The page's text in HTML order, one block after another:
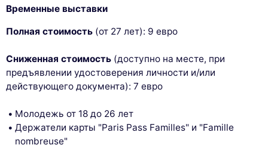
Временные выставки
Полная стоимость (от 27 лет): 9 евро
Сниженная стоимость (доступно на месте, при
предъявлении удостоверения личности и/или
действующего документа): 7 евро
Молодежь от 18 до 26 лет
Держатели карты "Paris Pass Familles" и "Famille
nombreuse"